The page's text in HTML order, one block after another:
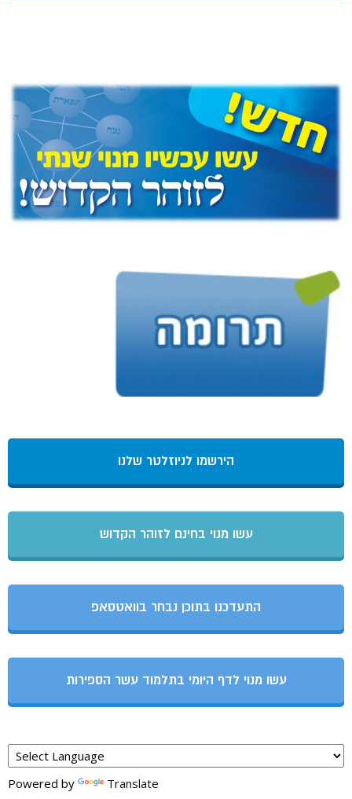
הירשמו לניוזלטר שלנו
עשו מנוי בחינם לזוהר הקדוש
התעדכנו בתוכן נבחר בוואטסאפ
עשו מנוי לדף היומי בתלמוד עשר הספירות
Powered by Translate